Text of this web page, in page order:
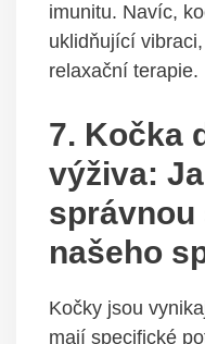
imunitu. Navíc,
uklidňující
relaxační terapie.
7. Kočka
výživa:
našeho
Kočky jsou
mají specifické